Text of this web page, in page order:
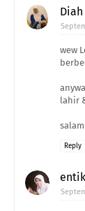
Diah
wew
lahir
Reply
entik